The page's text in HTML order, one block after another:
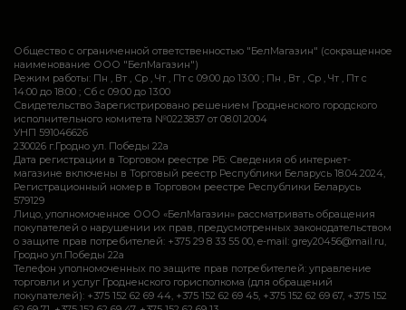
Общество с ограниченной ответственностью "БелМагазин" (сокращенное
наименование ООО "БелМагазин")
Режим работы: Пн , Вт , Ср , Чт , Пт c 09:00 до 13:00 ; Пн , Вт , Ср , Чт , Пт c
14:00 до 18:00 ; Сб c 09:00 до 13:00
Свидетельство Зарегистрировано решением Гродненского городского
исполнительного комитета №0223837 от 08.01.2004
УНП 591046626
230026 г.Гродно ул. Победы 22а
Дата регистрации в Торговом реестре РБ: Сведения об интернет-
магазине включены в Торговый реестр Республики Беларусь 18.04.2024,
Регистрационный номер в Торговом реестре Республики Беларусь
579129
Лицо, уполномоченное ООО «БелМагазин» рассматривать обращения
покупателей о нарушении их прав, предусмотренных законодательством
о защите прав потребителей: +375 29 8 33 55 00, e-mail: grey20456@mail.ru,
Гродно ул.Победы 22а
Телефон уполномоченных по защите прав потребителей: управление
торговли и услуг Гродненского горисполкома (для обращений
покупателей): +375 152 62 69 44, +375 152 62 69 45, +375 152 62 69 67, +375 152